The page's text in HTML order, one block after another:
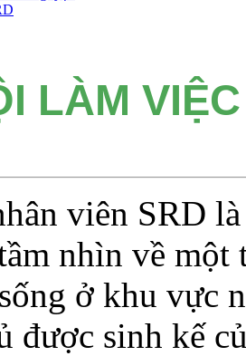
LÀM
viên SRD
nhìn về một
ở khu vực
được sinh kế